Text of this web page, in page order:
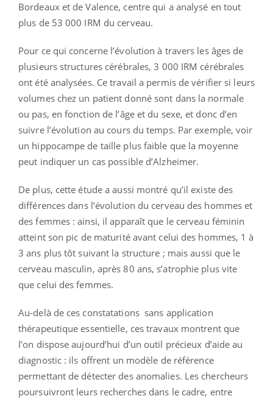
Bordeaux et de Valence, centre qui a analysé en tout
plus de 53 000 IRM du cerveau.
Pour ce qui concerne l’évolution à travers les âges de
plusieurs structures cérébrales, 3 000 IRM cérébrales
ont été analysées. Ce travail a permis de vérifier si leurs
volumes chez un patient donné sont dans la normale
ou pas, en fonction de l’âge et du sexe, et donc d’en
suivre l’évolution au cours du temps. Par exemple, voir
un hippocampe de taille plus faible que la moyenne
peut indiquer un cas possible d’Alzheimer.
De plus, cette étude a aussi montré qu’il existe des
différences dans l’évolution du cerveau des hommes et
des femmes : ainsi, il apparaît que le cerveau féminin
atteint son pic de maturité avant celui des hommes, 1 à
3 ans plus tôt suivant la structure ; mais aussi que le
cerveau masculin, après 80 ans, s’atrophie plus vite
que celui des femmes.
Au-delà de ces constatations sans application
thérapeutique essentielle, ces travaux montrent que
l’on dispose aujourd’hui d’un outil précieux d’aide au
diagnostic : ils offrent un modèle de référence
permettant de détecter des anomalies. Les chercheurs
poursuivront leurs recherches dans le cadre, entre